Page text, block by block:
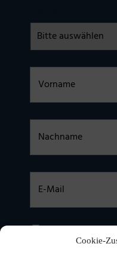
Cookie-
genommen. Ich stimme zu,